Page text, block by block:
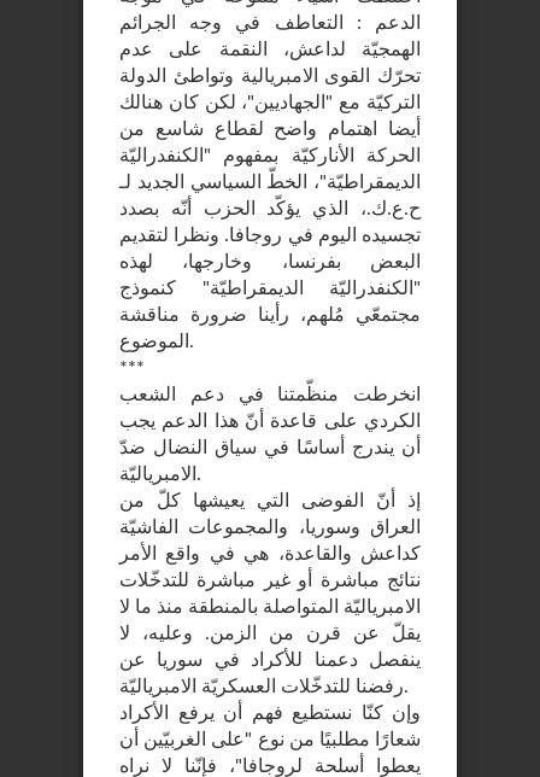
الدعم : التعاطف في وجه الجرائم
الهمجيّة لداعش، النقمة على عدم
تحرّك القوى الامبريالية وتواطئ الدولة
التركيّة مع "الجهاديين"، لكن كان هنالك
أيضا اهتمام واضح لقطاع شاسع من
الحركة الأناركيّة بمفهوم "الكنفدراليّة
الديمقراطيّة"، الخطّ السياسي الجديد لـ
ح.ع.ك.، الذي يؤكّد الحزب أنّه بصدد
تجسيده اليوم في روجافا. ونظرا لتقديم
البعض بفرنسا، وخارجها، لهذه
"الكنفدراليّة الديمقراطيّة" كنموذج
مجتمعّي مُلهم، رأينا ضرورة مناقشة
الموضوع.
***
انخرطت منظّمتنا في دعم الشعب
الكردي على قاعدة أنّ هذا الدعم يجب
أن يندرج أساسًا في سياق النضال ضدّ
الامبرياليّة.
إذ أنّ الفوضى التي يعيشها كلّ من
العراق وسوريا، والمجموعات الفاشيّة
كداعش والقاعدة، هي في واقع الأمر
نتائج مباشرة أو غير مباشرة للتدخّلات
الامبرياليّة المتواصلة بالمنطقة منذ ما لا
يقلّ عن قرن من الزمن. وعليه، لا
ينفصل دعمنا للأكراد في سوريا عن
رفضنا للتدخّلات العسكريّة الامبرياليّة.
وإن كنّا نستطيع فهم أن يرفع الأكراد
شعارًا مطلبيًا من نوع "على الغربيّين أن
يعطوا أسلحة لروجافا"، فإنّنا لا نراه